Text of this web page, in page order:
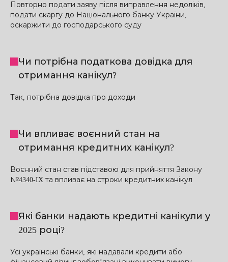
Повторно подати заяву після виправлення недоліків,
подати скаргу до Національного банку України,
оскаржити до господарського суду
Чи потрібна податкова довідка для
отримання канікул?
Так, потрібна довідка про доходи
Чи впливає воєнний стан на
отримання кредитних канікул?
Воєнний стан став підставою для прийняття Закону
№4340-IX та впливає на строки кредитних канікул
Які банки надають кредитні канікули у
2025 році?
Усі українські банки, які надавали кредити або